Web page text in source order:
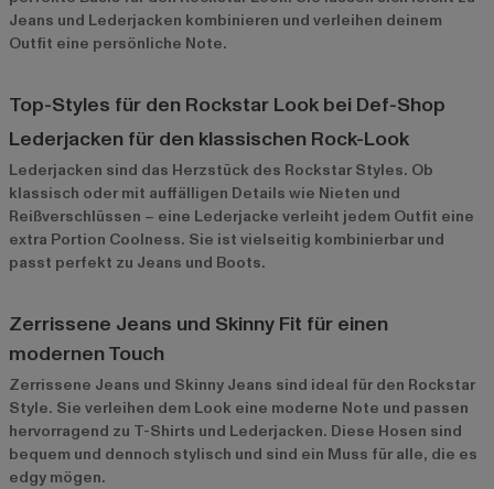
Jeans und Lederjacken kombinieren und verleihen deinem
Outfit eine persönliche Note.
Top-Styles für den Rockstar Look bei Def-Shop
Lederjacken für den klassischen Rock-Look
Lederjacken sind das Herzstück des Rockstar Styles. Ob
klassisch oder mit auffälligen Details wie Nieten und
Reißverschlüssen – eine Lederjacke verleiht jedem Outfit eine
extra Portion Coolness. Sie ist vielseitig kombinierbar und
passt perfekt zu Jeans und Boots.
Zerrissene Jeans und Skinny Fit für einen
modernen Touch
Zerrissene Jeans und Skinny Jeans sind ideal für den Rockstar
Style. Sie verleihen dem Look eine moderne Note und passen
hervorragend zu T-Shirts und Lederjacken. Diese Hosen sind
bequem und dennoch stylisch und sind ein Muss für alle, die es
edgy mögen.